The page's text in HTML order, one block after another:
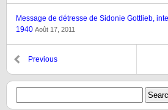
Message de détresse de Sidonie Gottlieb,
1940 Août 17, 2011
Previous